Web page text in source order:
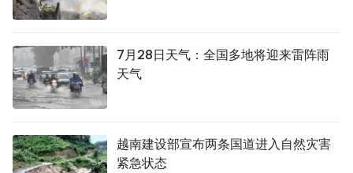
7月28日天气：全国多地将迎来雷阵雨
天气
越南建设部宣布两条国道进入自然灾害
紧急状态